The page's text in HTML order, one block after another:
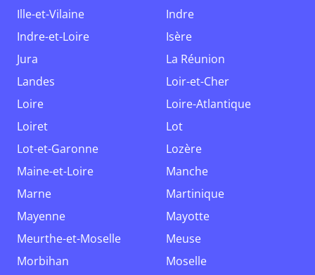
Ille-et-Vilaine
Indre
Indre-et-Loire
Isère
Jura
La Réunion
Landes
Loir-et-Cher
Loire
Loire-Atlantique
Loiret
Lot
Lot-et-Garonne
Lozère
Maine-et-Loire
Manche
Marne
Martinique
Mayenne
Mayotte
Meurthe-et-Moselle
Meuse
Morbihan
Moselle